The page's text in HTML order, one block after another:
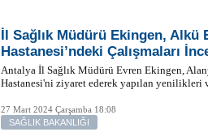
İl Sağlık Müdürü Ekingen, Alkü
Hastanesi’ndeki Çalışmaları
Antalya İl Sağlık Müdürü Evren Ekingen,
Hastanesi'ni ziyaret ederek yapılan yenilikleri
27 Mart 2024 Çarşamba 18:08
SAĞLIK BAKANLIĞI